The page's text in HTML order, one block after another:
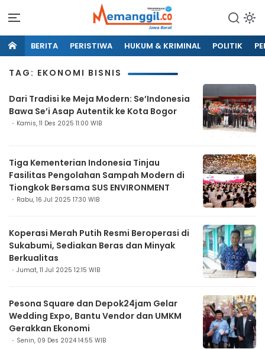
BERITA PERISTIWA HUKUM & KRIMINAL POLITIK
TAG: EKONOMI BISNIS
Dari Tradisi ke Meja Modern: Se’Indonesia
Bawa Se’i Asap Autentik ke Kota Bogor
Kamis, 11 Des 2025 11:00 WIB
Tiga Kementerian Indonesia Tinjau
Fasilitas Pengolahan Sampah Modern di
Tiongkok Bersama SUS ENVIRONMENT
Rabu, 16 Jul 2025 17:30 WIB
Koperasi Merah Putih Resmi Beroperasi di
Sukabumi, Sediakan Beras dan Minyak
Berkualitas
Jumat, 11 Jul 2025 12:15 WIB
Pesona Square dan Depok24jam Gelar
Wedding Expo, Bantu Vendor dan UMKM
Gerakkan Ekonomi
Senin, 09 Des 2024 14:55 WIB